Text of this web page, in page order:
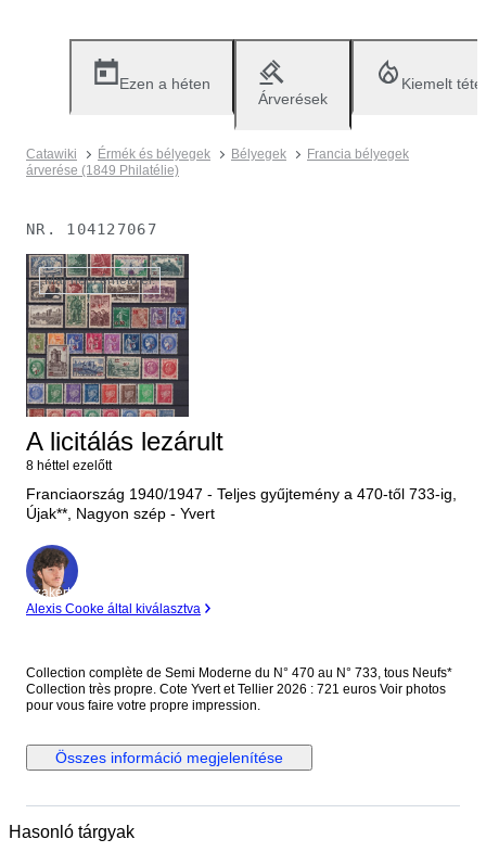
Ezen a héten
Árverések
Kiemelt
Catawiki Érmék és bélyegek Bélyegek
Francia bélyegek
árverése (1849 Philatélie)
NR. 104127067
Már nem érhető el.
A licitálás lezárult
8 héttel ezelőtt
Franciaország 1940/1947 - Teljes gyűjtemény a 470-től 733-ig,
Újak**, Nagyon szép - Yvert
Szakértő
Alexis Cooke által kiválasztva
Collection complète de Semi Moderne du N° 470 au N° 733, tous Neufs*
Collection très propre. Cote Yvert et Tellier 2026 : 721 euros Voir photos
pour vous faire votre propre impression.
Összes információ megjelenítése
Hasonló tárgyak